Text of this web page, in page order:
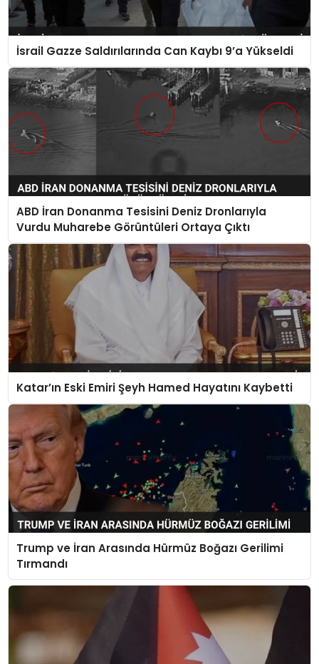
İsrail Gazze Saldırılarında Can Kaybı 9’a Yükseldi
ABD İran Donanma Tesisini Deniz Dronlarıyla
Vurdu Muharebe Görüntüleri Ortaya Çıktı
Katar’ın Eski Emiri Şeyh Hamed Hayatını Kaybetti
Trump ve İran Arasında Hürmüz Boğazı Gerilimi
Tırmandı